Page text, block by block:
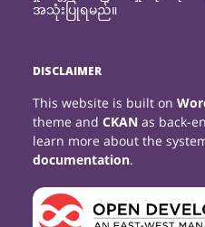
အသုံးပြုရမည်။
DISCLAIMER
This website is built on
theme andCKAN as back-
learn more about the
documentation.